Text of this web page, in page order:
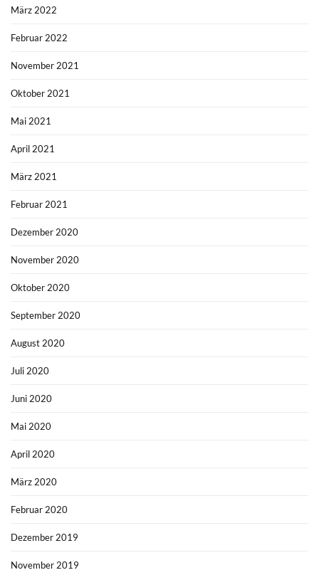
März 2022
Februar 2022
November 2021
Oktober 2021
Mai 2021
April 2021
März 2021
Februar 2021
Dezember 2020
November 2020
Oktober 2020
September 2020
August 2020
Juli 2020
Juni 2020
Mai 2020
April 2020
März 2020
Februar 2020
Dezember 2019
November 2019